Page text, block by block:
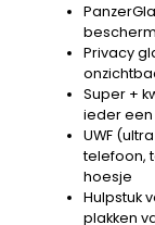
Privacy
Super +
ieder
UWF
telefoon,
hoesje
Hulpstuk
plakken